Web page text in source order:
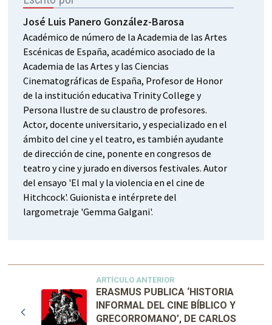
José Luis Panero González-Barosa
Académico de número de la Academia de las Artes
Escénicas de España, académico asociado de la
Academia de las Artes y las Ciencias
Cinematográficas de España, Profesor de Honor
de la institución educativa Trinity College y
Persona Ilustre de su claustro de profesores.
Actor, docente universitario, y especializado en el
ámbito del cine y el teatro, es también ayudante
de dirección de cine, ponente en congresos de
teatro y cine y jurado en diversos festivales. Autor
del ensayo 'El mal y la violencia en el cine de
Hitchcock'. Guionista e intérprete del
largometraje 'Gemma Galgani'.
ARTÍCULO ANTERIOR
ERASMUS PUBLICA ‘HISTORIA
INFORMAL DEL CINE BÍBLICO Y
GRECORROMANO’, DE CARLOS